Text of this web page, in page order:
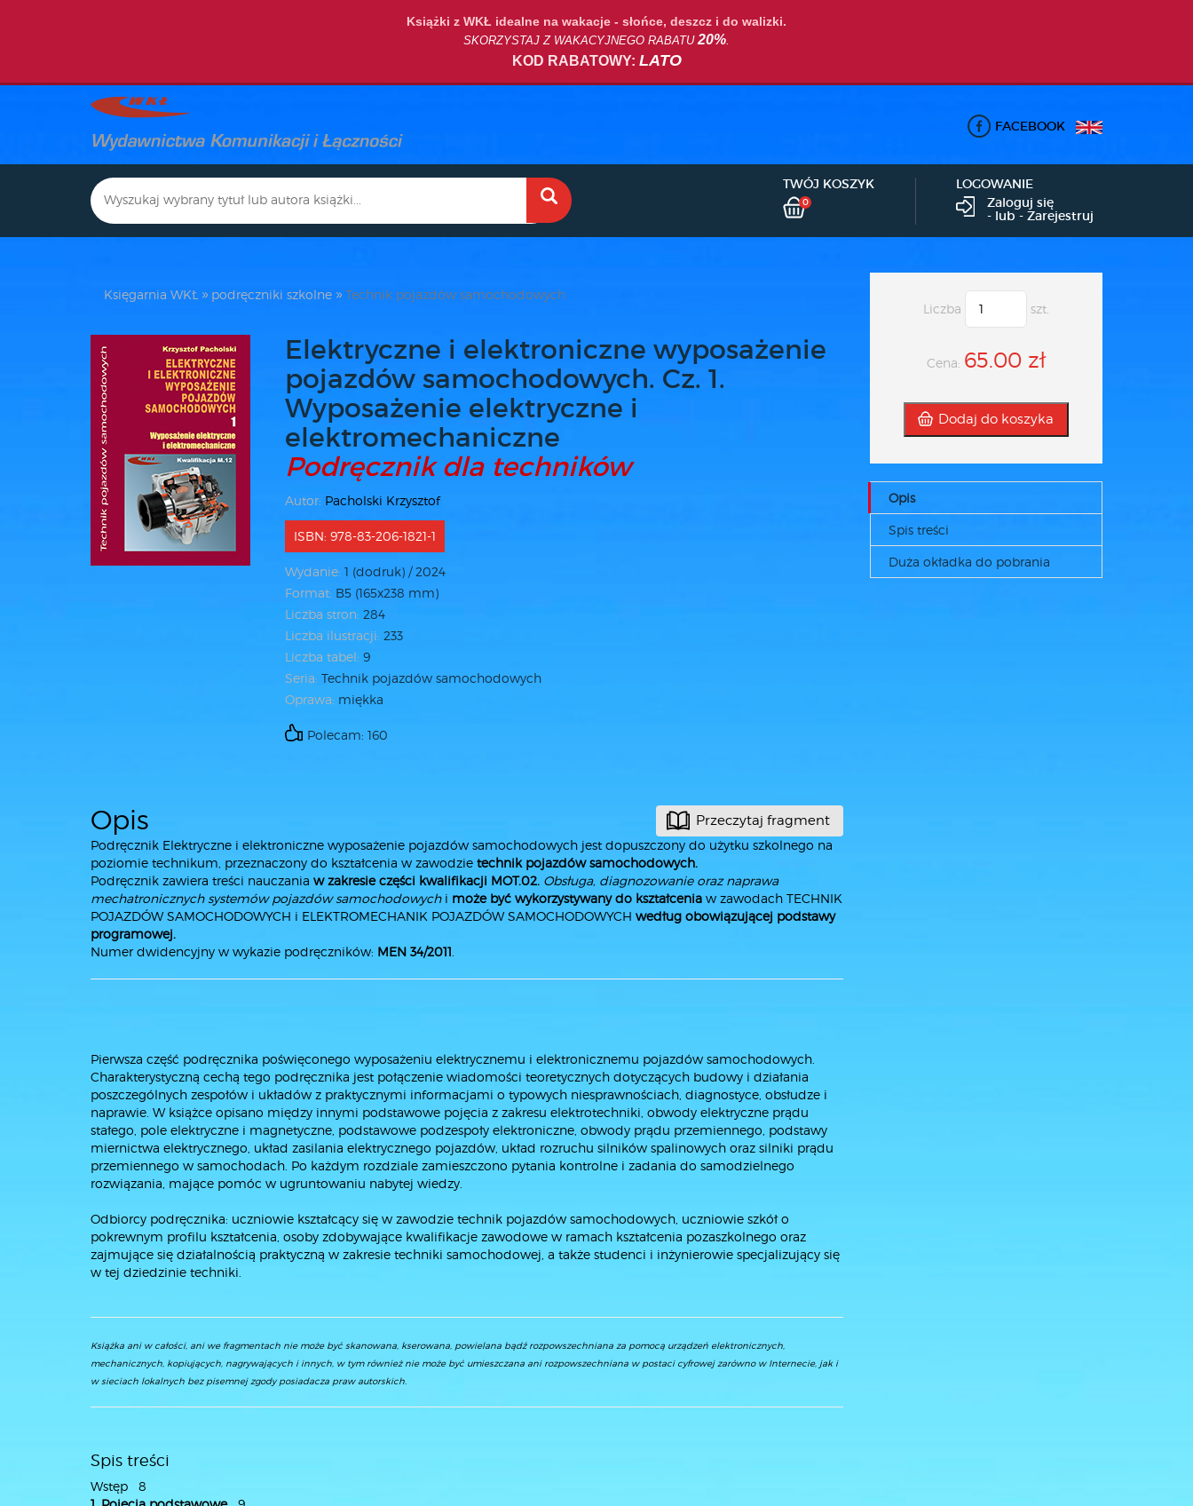
Książki z WKŁ idealne na wakacje - słońce, deszcz i do walizki.
SKORZYSTAJ Z WAKACYJNEGO RABATU20%.
KOD RABATOWY: LATO
FACEBOOK
TWÓJ KOSZYK
0
LOGOWANIE
Zaloguj się
- lub - Zarejestruj
Księgarnia WKŁ podręczniki szkolne Technik pojazdów samochodowych
Elektryczne i elektroniczne wyposażenie
pojazdów samochodowych. Cz. 1.
Wyposażenie elektryczne i
elektromechaniczne
Podręcznik dla techników
Autor: Pacholski Krzysztof
ISBN: 978-83-206-1821-1
Wydanie: 1 (dodruk) / 2024
Format: B5 (165x238 mm)
Liczba stron: 284
Liczba ilustracji: 233
Liczba tabel: 9
Seria: Technik pojazdów samochodowych
Oprawa: miękka
Polecam: 160
Opis Przeczytaj fragment
Podręcznik Elektryczne i elektroniczne wyposażenie pojazdów samochodowych jest dopuszczony do użytku szkolnego na
poziomie technikum, przeznaczony do kształcenia w zawodzie technik pojazdów samochodowych.
Podręcznik zawiera treści nauczania w zakresie części kwalifikacji MOT.02. Obsługa, diagnozowanieoraz naprawa
mechatronicznych systemów pojazdów samochodowychi może być wykorzystywany do kształcenia w zawodach TECHNIK
POJAZDÓW SAMOCHODOWYCH i ELEKTROMECHANIK POJAZDÓW SAMOCHODOWYCH według obowiązującej podstawy
programowej.
Numer dwidencyjny w wykazie podręczników: MEN 34/2011
Pierwsza część podręcznika poświęconego wyposażeniu elektrycznemu i elektronicznemu pojazdów samochodowych.
Charakterystyczną cechą tego podręcznika jest połączenie wiadomości teoretycznych dotyczących budowy i działania
poszczególnych zespołów i układów z praktycznymi informacjami o typowych niesprawnościach, diagnostyce, obsłudze i
naprawie. W książce opisano między innymi podstawowe pojęcia z zakresu elektrotechniki, obwody elektryczne prądu
stałego, pole elektryczne i magnetyczne, podstawowe podzespoły elektroniczne, obwody prądu przemiennego, podstawy
miernictwa elektrycznego, układ zasilania elektrycznego pojazdów, układ rozruchu silników spalinowych oraz silniki prądu
przemiennego w samochodach. Po każdym rozdziale zamieszczono pytania kontrolne i zadania do samodzielnego
rozwiązania, mające pomóc w ugruntowaniu nabytej wiedzy.
Odbiorcy podręcznika: uczniowie kształcący się w zawodzie technik pojazdów samochodowych, uczniowie szkół o
pokrewnym profilu kształcenia, osoby zdobywające kwalifikacje zawodowe w ramach kształcenia pozaszkolnego oraz
zajmujące się działalnością praktyczną w zakresie techniki samochodowej, a także studenci i inżynierowie specjalizujący się
w tej dziedzinie techniki.
Książka ani w całości, ani we fragmentach nie może być skanowana, kserowana, powielana bądź rozpowszechniana za pomocą urządzeń elektronicznych,
mechanicznych, kopiujących, nagrywających i innych, w tym również nie może być umieszczana ani rozpowszechniana w postaci cyfrowej zarówno w Internecie, jak i
w sieciach lokalnych bez pisemnej zgody posiadacza praw autorskich.
Spis treści
Wstęp 8
Liczba szt.
Cena: 65.00 zł
Dodaj do koszyka
Opis
Spis treści
Duża okładka do pobrania